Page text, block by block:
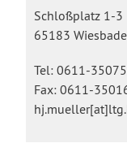
Schloßplatz 1-3
65183
Tel: 0611-
Fax: 0611-